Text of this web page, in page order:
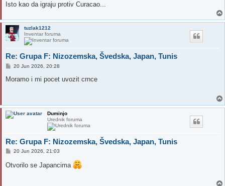
Isto kao da igraju protiv Curacao...
tuzlak1212
Inventar foruma
Re: Grupa F: Nizozemska, Švedska, Japan, Tunis
P
s
20 Jun 2026, 20:28
Moramo i mi pocet uvozit crnce
Duminjo
Urednik foruma
Re: Grupa F: Nizozemska, Švedska, Japan, Tunis
P
s
t
20 Jun 2026, 21:03
Otvorilo se Japancima